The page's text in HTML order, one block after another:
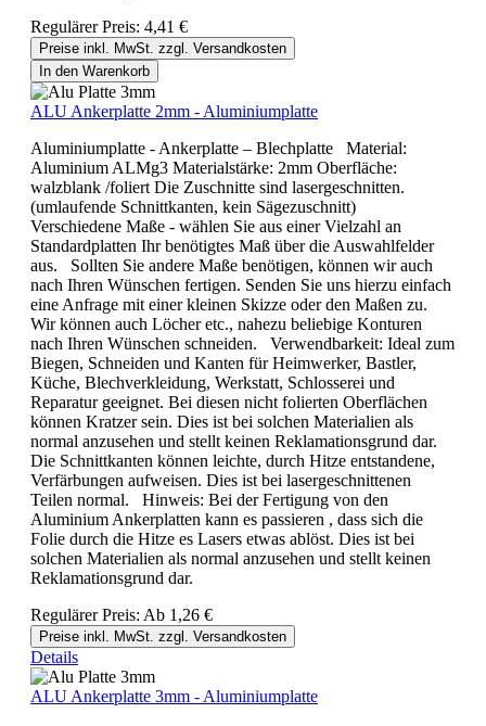
Regulärer Preis: 4,41 €
Preise inkl. MwSt. zzgl. Versandkosten
In den Warenkorb
ALU Ankerplatte 2mm - Aluminiumplatte
Aluminiumplatte - Ankerplatte – Blechplatte Material:
Aluminium ALMg3 Materialstärke: 2mm Oberfläche:
walzblank /foliert Die Zuschnitte sind lasergeschnitten.
(umlaufende Schnittkanten, kein Sägezuschnitt)
Verschiedene Maße - wählen Sie aus einer Vielzahl an
Standardplatten Ihr benötigtes Maß über die Auswahlfelder
aus. Sollten Sie andere Maße benötigen, können wir auch
nach Ihren Wünschen fertigen. Senden Sie uns hierzu einfach
eine Anfrage mit einer kleinen Skizze oder den Maßen zu.
Wir können auch Löcher etc., nahezu beliebige Konturen
nach Ihren Wünschen schneiden. Verwendbarkeit: Ideal zum
Biegen, Schneiden und Kanten für Heimwerker, Bastler,
Küche, Blechverkleidung, Werkstatt, Schlosserei und
Reparatur geeignet. Bei diesen nicht folierten Oberflächen
können Kratzer sein. Dies ist bei solchen Materialien als
normal anzusehen und stellt keinen Reklamationsgrund dar.
Die Schnittkanten können leichte, durch Hitze entstandene,
Verfärbungen aufweisen. Dies ist bei lasergeschnittenen
Teilen normal. Hinweis: Bei der Fertigung von den
Aluminium Ankerplatten kann es passieren , dass sich die
Folie durch die Hitze es Lasers etwas ablöst. Dies ist bei
solchen Materialien als normal anzusehen und stellt keinen
Reklamationsgrund dar.
Regulärer Preis: Ab 1,26 €
Preise inkl. MwSt. zzgl. Versandkosten
Details
ALU Ankerplatte 3mm - Aluminiumplatte